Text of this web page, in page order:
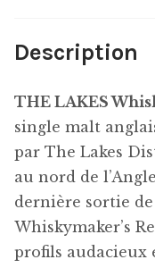
Description
THE LAKES
single malt
par The Lakes
au nord de
dernière sortie
Whiskymaker’s
profils audacieux